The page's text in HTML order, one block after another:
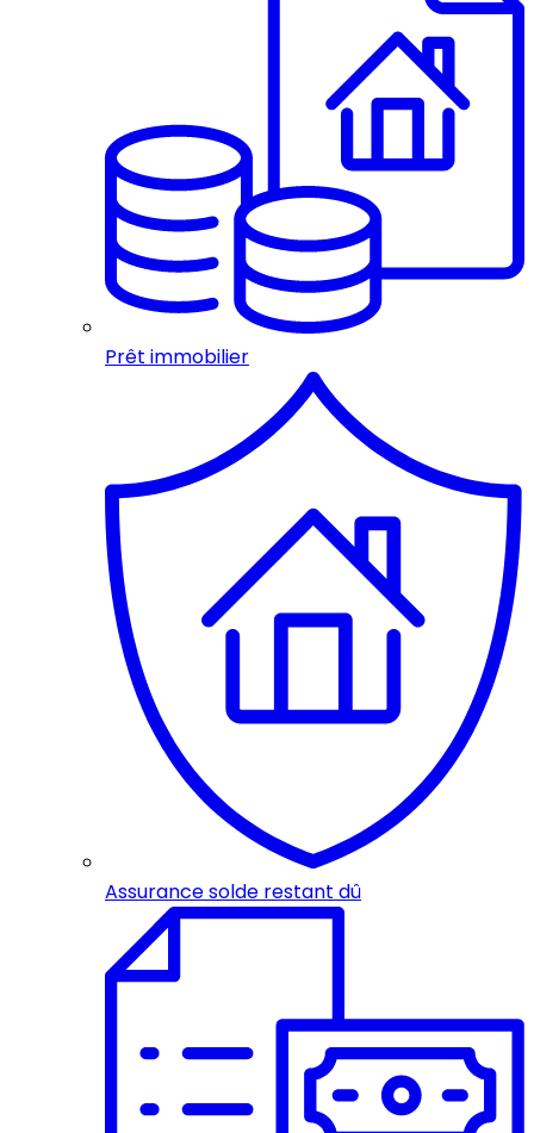
Prêt immobilier
Assurance solde restant dû